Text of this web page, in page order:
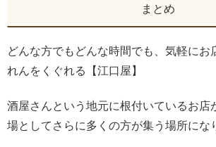
まとめ
どんな方でもどんな時間でも、気軽にお
れんをくぐれる【江口屋】
酒屋さんという地元に根付いているお店
場としてさらに多くの方が集う場所にな